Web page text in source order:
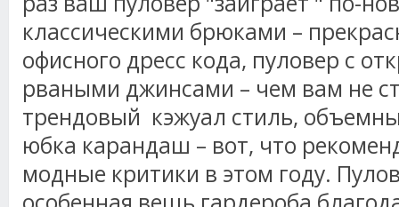
классическими брюками –
офисного дресс кода, пуловер с
рваными джинсами – чем вам не
трендовый кэжуал стиль,
юбка карандаш – вот, что
модные критики в этом году.